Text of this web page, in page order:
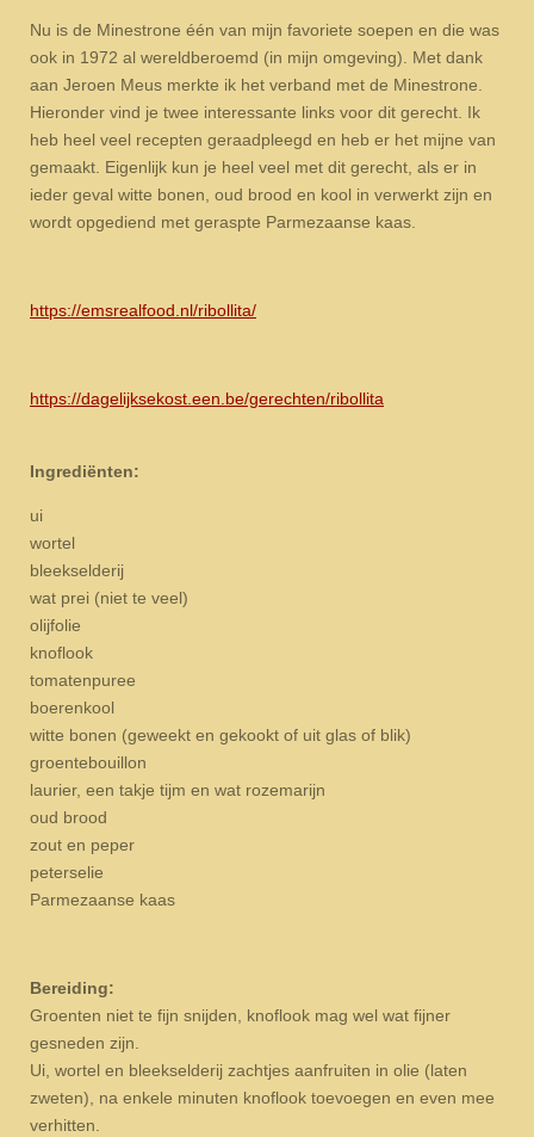
Nu is de Minestrone één van mijn favoriete soepen en die was
ook in 1972 al wereldberoemd (in mijn omgeving). Met dank
aan Jeroen Meus merkte ik het verband met de Minestrone.
Hieronder vind je twee interessante links voor dit gerecht. Ik
heb heel veel recepten geraadpleegd en heb er het mijne van
gemaakt. Eigenlijk kun je heel veel met dit gerecht, als er in
ieder geval witte bonen, oud brood en kool in verwerkt zijn en
wordt opgediend met geraspte Parmezaanse kaas.
https://emsrealfood.nl/ribollita/
https://dagelijksekost.een.be/gerechten/ribollita
Ingrediënten:
ui
wortel
bleekselderij
wat prei (niet te veel)
olijfolie
knoflook
tomatenpuree
boerenkool
witte bonen (geweekt en gekookt of uit glas of blik)
groentebouillon
laurier, een takje tijm en wat rozemarijn
oud brood
zout en peper
peterselie
Parmezaanse kaas
Bereiding:
Groenten niet te fijn snijden, knoflook mag wel wat fijner
gesneden zijn.
Ui, wortel en bleekselderij zachtjes aanfruiten in olie (laten
zweten), na enkele minuten knoflook toevoegen en even mee
verhitten.